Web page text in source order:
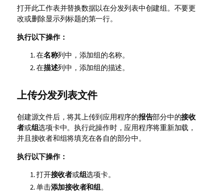
打开此工作表并替换数据以在分发列表中创建组。不要更
改或删除显示列标题的第一行。
执行以下操作：
在名称列中，添加组的名称。
在描述列中，添加组的描述。
上传分发列表文件
创建源文件后，将其上传到应用程序的报告部分中的接收
者或组选项卡中。执行此操作时，应用程序将重新加载，
并且接收者和组将填充在各自的部分中。
执行以下操作：
打开接收者或组选项卡。
单击添加接收者和组。